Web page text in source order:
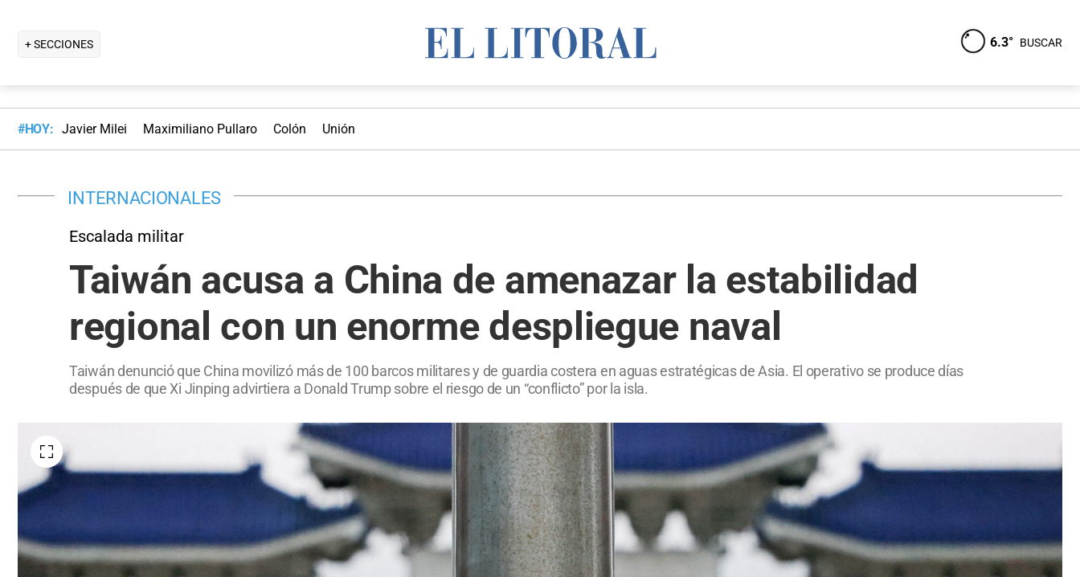
+ SECCIONES 6.3° BUSCAR
#HOY: Javier Milei Maximiliano Pullaro Colón Unión
INTERNACIONALES
Escalada militar
Taiwán acusa a China de amenazar la estabilidad
regional con un enorme despliegue naval
Taiwán denunció que China movilizó más de 100 barcos militares y de guardia costera en aguas estratégicas de Asia. El operativo se produce días
después de que Xi Jinping advirtiera a Donald Trump sobre el riesgo de un “conflicto” por la isla.